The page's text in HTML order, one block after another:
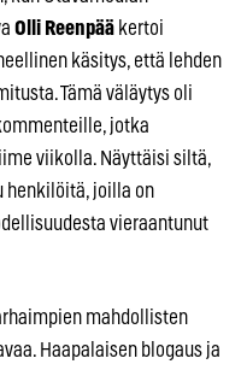
Olli Reenpää kertoi
käsitys, että lehden
Tämä väläytys oli
jotka
viikolla. Näyttäisi siltä,
henkilöitä, joilla on
vieraantunut
mahdollisten
Haapalaisen blogaus ja